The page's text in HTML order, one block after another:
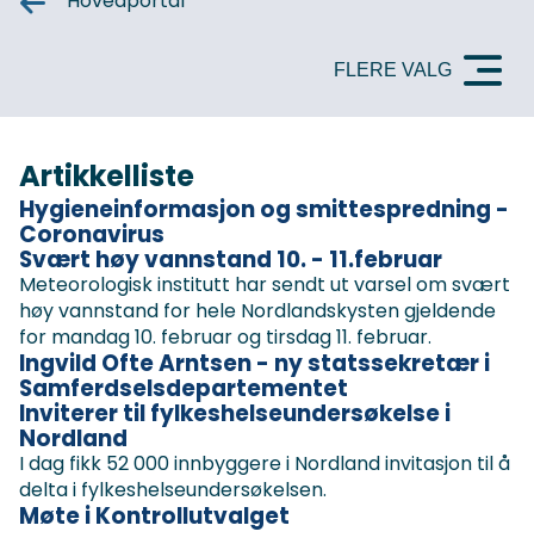
FLERE VALG
Artikkelliste
Hygieneinformasjon og smittespredning -
Coronavirus
Svært høy vannstand 10. - 11.februar
Meteorologisk institutt har sendt ut varsel om svært
høy vannstand for hele Nordlandskysten gjeldende
for mandag 10. februar og tirsdag 11. februar.
Ingvild Ofte Arntsen - ny statssekretær i
Samferdselsdepartementet
Inviterer til fylkeshelseundersøkelse i
Nordland
I dag fikk 52 000 innbyggere i Nordland invitasjon til å
delta i fylkeshelseundersøkelsen.
Møte i Kontrollutvalget